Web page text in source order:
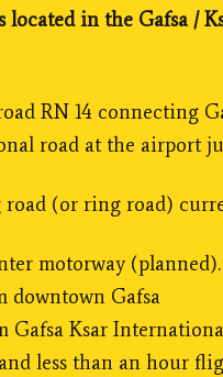
located in the Gafsa /
RN 14 connecting
road at the airport
(or ring road)
motorway (planned).
downtown Gafsa
Gafsa Ksar
less than an hour